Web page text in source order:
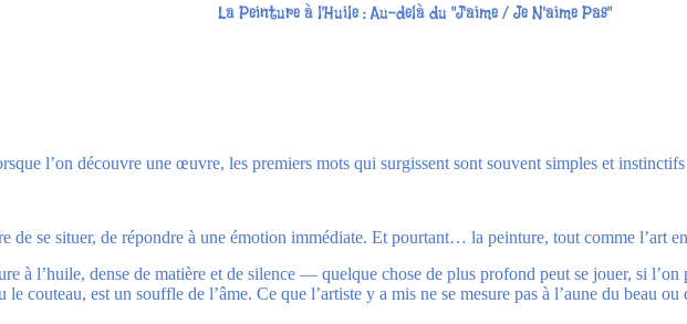
La Peinture à l'Huile : Au-delà du "J'aime / Je N'aime Pas"
l’on découvre une œuvre, les premiers mots qui surgissent sont souvent simples et instinctifs
de se situer, de répondre à une émotion immédiate. Et pourtant… la peinture, tout comme l’art
à l’huile, dense de matière et de silence — quelque chose de plus profond peut se jouer, si l’on
le couteau, est un souffle de l’âme. Ce que l’artiste y a mis ne se mesure pas à l’aune du beau